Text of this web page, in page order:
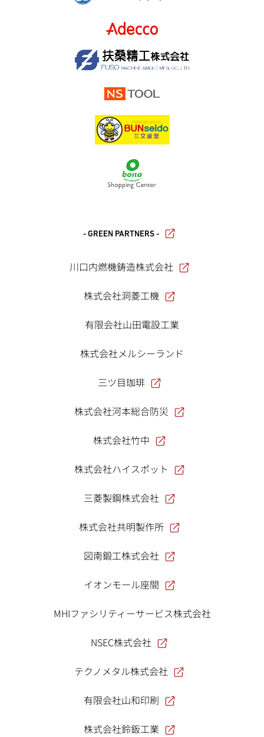
- GREEN PARTNERS -
川口内燃機鋳造株式会社
株式会社洞菱工機
有限会社山田電設工業
株式会社メルシーランド
三ツ目珈琲
株式会社河本総合防災
株式会社竹中
株式会社ハイスポット
三菱製鋼株式会社
株式会社共明製作所
図南鍛工株式会社
イオンモール座間
MHIファシリティーサービス株式会社
NSEC株式会社
テクノメタル株式会社
有限会社山和印刷
株式会社鈴鈑工業